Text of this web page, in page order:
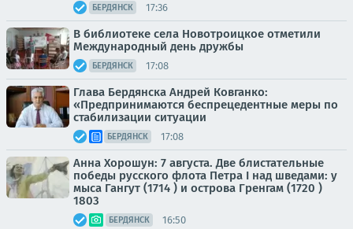
БЕРДЯНСК 17:36
В библиотеке села Новотроицкое отметили
Международный день дружбы
БЕРДЯНСК 17:08
Глава Бердянска Андрей Ковганко:
«Предпринимаются беспрецедентные меры по
стабилизации ситуации
БЕРДЯНСК 17:08
Анна Хорошун: 7 августа. Две блистательные
победы русского флота Петра I над шведами: у
мыса Гангут (1714 ) и острова Гренгам (1720 )
1803
БЕРДЯНСК 16:50